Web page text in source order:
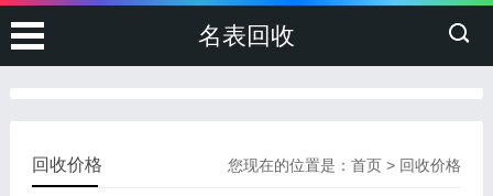
名表回收
您现在的位置是：首页 > 回收价格
回收价格